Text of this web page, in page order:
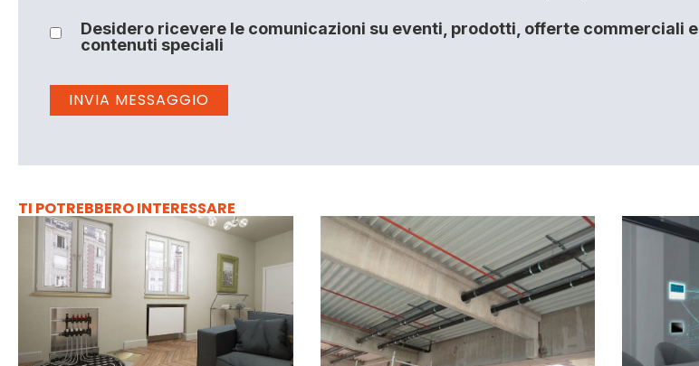
Desidero ricevere le comunicazioni su eventi, prodotti, offerte commerciali e
contenuti speciali
TI POTREBBERO INTERESSARE